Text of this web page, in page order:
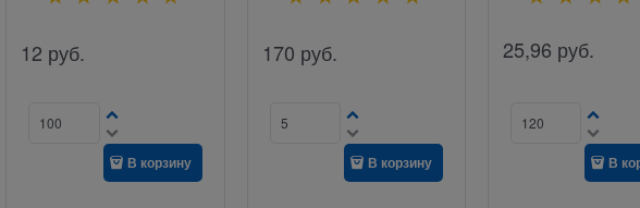
12 руб.
В корзину
170 руб.
В корзину
25,96 руб.
В